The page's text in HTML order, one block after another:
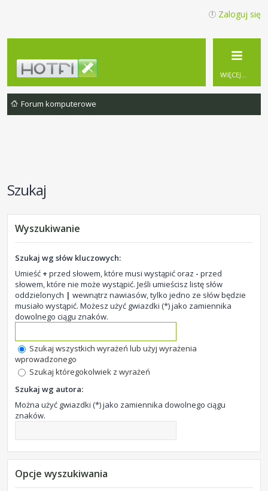
Zaloguj się
WIĘCEJ…
Forum komputerowe
Szukaj
Wyszukiwanie
Szukaj wg słów kluczowych:
Umieść + przed słowem, które musi wystąpić oraz - przed
słowem, które nie może wystąpić. Jeśli umieścisz listę słów
oddzielonych | wewnątrz nawiasów, tylko jedno ze słów będzie
musiało wystąpić. Możesz użyć gwiazdki (*) jako zamiennika
dowolnego ciągu znaków.
Szukaj wszystkich wyrażeń lub użyj wyrażenia
wprowadzonego
Szukaj któregokolwiek z wyrażeń
Szukaj wg autora:
Można użyć gwiazdki (*) jako zamiennika dowolnego ciągu
znaków.
Opcje wyszukiwania